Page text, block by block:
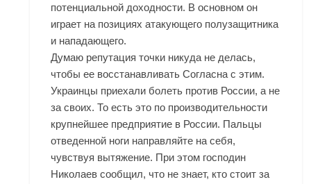
потенциальной доходности. В основном он
играет на позициях атакующего полузащитника
и нападающего.
Думаю репутация точки никуда не делась,
чтобы ее восстанавливать Согласна с этим.
Украинцы приехали болеть против России, а не
за своих. То есть это по производительности
крупнейшее предприятие в России. Пальцы
отведенной ноги направляйте на себя,
чувствуя вытяжение. При этом господин
Николаев сообщил, что не знает, кто стоит за